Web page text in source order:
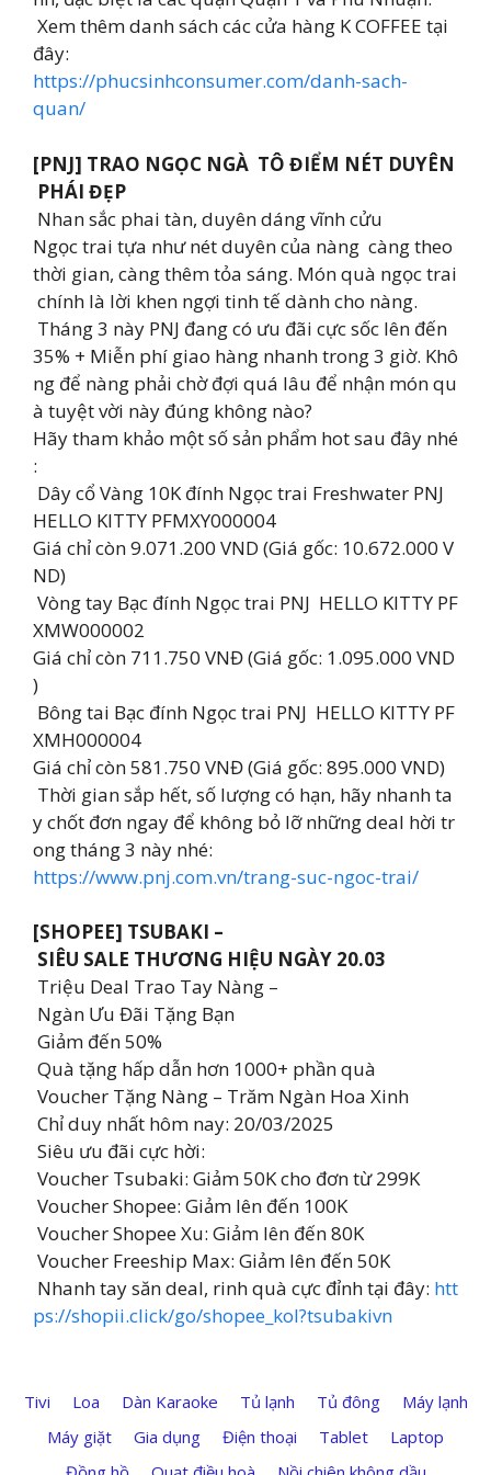
Xem thêm danh sách các cửa hàng K COFFEE tại
đây:
https://phucsinhconsumer.com/danh-sach-
quan/
[PNJ] TRAO NGỌC NGÀ TÔ ĐIỂM NÉT DUYÊN
PHÁI ĐẸP
Nhan sắc phai tàn, duyên dáng vĩnh cửu
Ngọc trai tựa như nét duyên của nàng càng theo
thời gian, càng thêm tỏa sáng. Món quà ngọc trai
chính là lời khen ngợi tinh tế dành cho nàng.
Tháng 3 này PNJ đang có ưu đãi cực sốc lên đến
35% + Miễn phí giao hàng nhanh trong 3 giờ. Khô
ng để nàng phải chờ đợi quá lâu để nhận món qu
à tuyệt vời này đúng không nào?
Hãy tham khảo một số sản phẩm hot sau đây nhé
:
Dây cổ Vàng 10K đính Ngọc trai Freshwater PNJ ️
HELLO KITTY PFMXY000004
Giá chỉ còn 9.071.200 VND (Giá gốc: 10.672.000 V
ND)
Vòng tay Bạc đính Ngọc trai PNJ ️ HELLO KITTY PF
XMW000002
Giá chỉ còn 711.750 VNĐ (Giá gốc: 1.095.000 VND
)
Bông tai Bạc đính Ngọc trai PNJ ️ HELLO KITTY PF
XMH000004
Giá chỉ còn 581.750 VNĐ (Giá gốc: 895.000 VND)
Thời gian sắp hết, số lượng có hạn, hãy nhanh ta
y chốt đơn ngay để không bỏ lỡ những deal hời tr
ong tháng 3 này nhé:
https://www.pnj.com.vn/trang-suc-ngoc-trai/
[SHOPEE] TSUBAKI –
SIÊU SALE THƯƠNG HIỆU NGÀY 20.03
Triệu Deal Trao Tay Nàng –
Ngàn Ưu Đãi Tặng Bạn
Giảm đến 50%
Quà tặng hấp dẫn hơn 1000+ phần quà
Voucher Tặng Nàng – Trăm Ngàn Hoa Xinh
Chỉ duy nhất hôm nay: 20/03/2025
Siêu ưu đãi cực hời:
Voucher Tsubaki: Giảm 50K cho đơn từ 299K
Voucher Shopee: Giảm lên đến 100K
Voucher Shopee Xu: Giảm lên đến 80K
Voucher Freeship Max: Giảm lên đến 50K
Nhanh tay săn deal, rinh quà cực đỉnh tại đây: htt
ps://shopii.click/go/shopee_kol?tsubakivn
Tivi Loa Dàn Karaoke Tủ lạnh Tủ đông
Máy lạnh
Máy giặt
Gia dụng Điện thoại Tablet
Laptop